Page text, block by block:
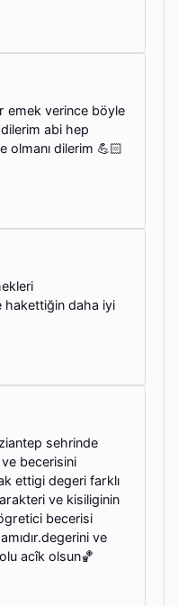
emek verince böyle
dilerim abi hep
olmanı dilerim 💪🏻
hakettiğin daha iyi
sehrinde
becerisini
ettigi degeri farklı
ve kisiliginin
becerisi
ve
acîk olsun🏀